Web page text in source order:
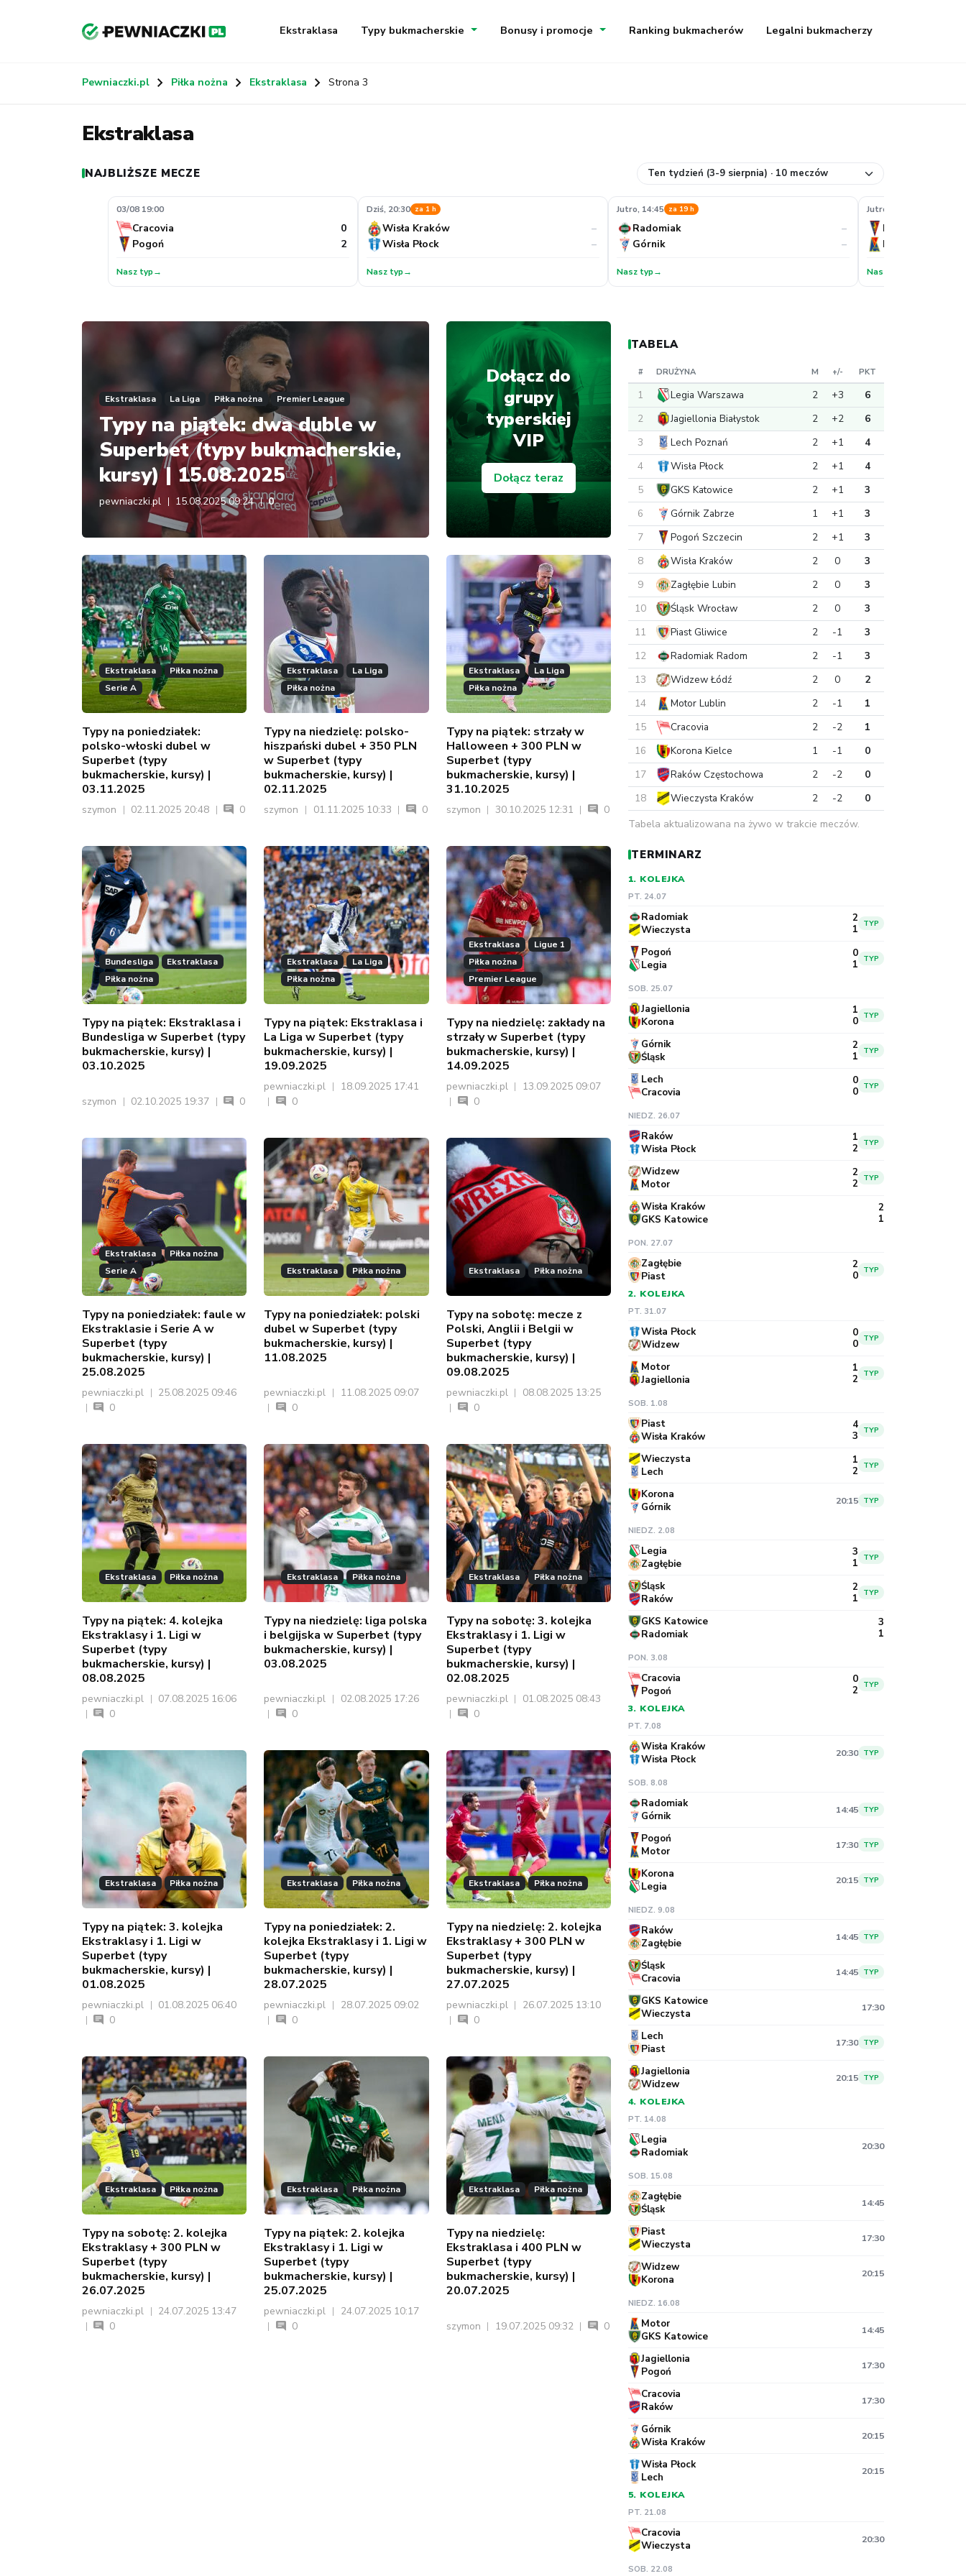
Ekstraklasa Typy bukmacherskie Bonusy i promocje Ranking bukmacherów Legalni bukmacherzy
Pewniaczki.pl Piłka nożna Ekstraklasa Strona 3
Ekstraklasa
NAJBLIŻSZE MECZE
03/08 19:00
Cracovia 0
Pogoń 2
Nasz typ→
Dziś, 20:30 za 1 h
Wisła Kraków –
Wisła Płock –
Nasz typ→
Jutro, 14:45 za 19 h
Radomiak –
Górnik –
Nasz typ→
Jutro, 17:30
Pogoń
Motor
Nasz typ
Ekstraklasa La Liga Piłka nożna Premier League
Typy na piątek: dwa duble w
Superbet (typy bukmacherskie,
kursy) | 15.08.2025
pewniaczki.pl 15.08.2025 09:24 0
Dołącz do
grupy
typerskiej
VIP
Dołącz teraz
Ekstraklasa
Piłka nożna
Serie A
Typy na poniedziałek:
polsko-włoski dubel w
Superbet (typy
bukmacherskie, kursy) |
03.11.2025
szymon 02.11.2025 20:48 0
Ekstraklasa
La Liga
Piłka nożna
Typy na niedzielę: polsko-
hiszpański dubel + 350 PLN
w Superbet (typy
bukmacherskie, kursy) |
02.11.2025
szymon 01.11.2025 10:33 0
Ekstraklasa
La Liga
Piłka nożna
Typy na piątek: strzały w
Halloween + 300 PLN w
Superbet (typy
bukmacherskie, kursy) |
31.10.2025
szymon 30.10.2025 12:31 0
Bundesliga
Ekstraklasa
Piłka nożna
Typy na piątek: Ekstraklasa i
Bundesliga w Superbet (typy
bukmacherskie, kursy) |
03.10.2025
szymon 02.10.2025 19:37 0
Ekstraklasa
La Liga
Piłka nożna
Typy na piątek: Ekstraklasa i
La Liga w Superbet (typy
bukmacherskie, kursy) |
19.09.2025
pewniaczki.pl
18.09.2025 17:41
0
Ekstraklasa
Ligue 1
Piłka nożna
Premier League
Typy na niedzielę: zakłady na
strzały w Superbet (typy
bukmacherskie, kursy) |
14.09.2025
pewniaczki.pl
13.09.2025 09:07
0
Ekstraklasa
Piłka nożna
Serie A
Typy na poniedziałek: faule w
Ekstraklasie i Serie A w
Superbet (typy
bukmacherskie, kursy) |
25.08.2025
pewniaczki.pl
25.08.2025 09:46
0
Ekstraklasa Piłka nożna
Typy na poniedziałek: polski
dubel w Superbet (typy
bukmacherskie, kursy) |
11.08.2025
pewniaczki.pl
11.08.2025 09:07
0
Ekstraklasa Piłka nożna
Typy na sobotę: mecze z
Polski, Anglii i Belgii w
Superbet (typy
bukmacherskie, kursy) |
09.08.2025
pewniaczki.pl
08.08.2025 13:25
0
Ekstraklasa Piłka nożna
Typy na piątek: 4. kolejka
Ekstraklasy i 1. Ligi w
Superbet (typy
bukmacherskie, kursy) |
08.08.2025
pewniaczki.pl
07.08.2025 16:06
0
Ekstraklasa Piłka nożna
Typy na niedzielę: liga polska
i belgijska w Superbet (typy
bukmacherskie, kursy) |
03.08.2025
pewniaczki.pl
02.08.2025 17:26
0
Ekstraklasa Piłka nożna
Typy na sobotę: 3. kolejka
Ekstraklasy i 1. Ligi w
Superbet (typy
bukmacherskie, kursy) |
02.08.2025
pewniaczki.pl
01.08.2025 08:43
0
Ekstraklasa Piłka nożna
Typy na piątek: 3. kolejka
Ekstraklasy i 1. Ligi w
Superbet (typy
bukmacherskie, kursy) |
01.08.2025
pewniaczki.pl
01.08.2025 06:40
0
Ekstraklasa Piłka nożna
Typy na poniedziałek: 2.
kolejka Ekstraklasy i 1. Ligi w
Superbet (typy
bukmacherskie, kursy) |
28.07.2025
pewniaczki.pl
28.07.2025 09:02
0
Ekstraklasa Piłka nożna
Typy na niedzielę: 2. kolejka
Ekstraklasy + 300 PLN w
Superbet (typy
bukmacherskie, kursy) |
27.07.2025
pewniaczki.pl
26.07.2025 13:10
0
Ekstraklasa Piłka nożna
Typy na sobotę: 2. kolejka
Ekstraklasy + 300 PLN w
Superbet (typy
bukmacherskie, kursy) |
26.07.2025
pewniaczki.pl
24.07.2025 13:47
0
Ekstraklasa Piłka nożna
Typy na piątek: 2. kolejka
Ekstraklasy i 1. Ligi w
Superbet (typy
bukmacherskie, kursy) |
25.07.2025
pewniaczki.pl
24.07.2025 10:17
0
Ekstraklasa Piłka nożna
Typy na niedzielę:
Ekstraklasa i 400 PLN w
Superbet (typy
bukmacherskie, kursy) |
20.07.2025
szymon 19.07.2025 09:32 0
TABELA
# DRUŻYNA M +/- PKT
1 Legia Warszawa 2 +3
6
2
Jagiellonia Białystok 2 +2
6
3
Lech Poznań 2 +1
4
4
Wisła Płock 2 +1
4
5
GKS Katowice 2 +1
3
6
Górnik Zabrze 1 +1
3
7
Pogoń Szczecin 2 +1
3
8
Wisła Kraków 2 0
3
9
Zagłębie Lubin 2 0
3
10
Śląsk Wrocław 2 0
3
11
Piast Gliwice 2 -1
3
12
Radomiak Radom 2 -1
3
13
Widzew Łódź 2 0
2
14
Motor Lublin 2 -1
1
15
Cracovia 2 -2
1
16
Korona Kielce 1 -1
0
17
Raków Częstochowa 2 -2
0
18
Wieczysta Kraków 2 -2
0
Tabela aktualizowana na żywo w trakcie meczów.
TERMINARZ
1. KOLEJKA
PT. 24.07
Radomiak
Wieczysta
2
1 TYP
Pogoń
Legia
0
1 TYP
SOB. 25.07
Jagiellonia
Korona
1
0 TYP
Górnik
Śląsk
2
1 TYP
Lech
Cracovia
0
0 TYP
NIEDZ. 26.07
Raków
Wisła Płock
1
2 TYP
Widzew
Motor
2
2 TYP
Wisła Kraków
GKS Katowice
2
1
PON. 27.07
Zagłębie
Piast
2
0 TYP
2. KOLEJKA
PT. 31.07
Wisła Płock
Widzew
0
0 TYP
Motor
Jagiellonia
1
2 TYP
SOB. 1.08
Piast
Wisła Kraków
4
3 TYP
Wieczysta
Lech
1
2 TYP
Korona
Górnik
20:15 TYP
NIEDZ. 2.08
Legia
Zagłębie
3
1 TYP
Śląsk
Raków
2
1 TYP
GKS Katowice
Radomiak
3
1
PON. 3.08
Cracovia
Pogoń
0
2 TYP
3. KOLEJKA
PT. 7.08
Wisła Kraków
Wisła Płock
20:30 TYP
SOB. 8.08
Radomiak
Górnik
14:45 TYP
Pogoń
Motor
17:30 TYP
Korona
Legia
20:15 TYP
NIEDZ. 9.08
Raków
Zagłębie
14:45 TYP
Śląsk
Cracovia
14:45 TYP
GKS Katowice
Wieczysta
17:30
Lech
Piast
17:30 TYP
Jagiellonia
Widzew
20:15 TYP
4. KOLEJKA
PT. 14.08
Legia
Radomiak
20:30
SOB. 15.08
Zagłębie
Śląsk
14:45
Piast
Wieczysta
17:30
Widzew
Korona
20:15
NIEDZ. 16.08
Motor
GKS Katowice
14:45
Jagiellonia
Pogoń
17:30
Cracovia
Raków
17:30
Górnik
Wisła Kraków
20:15
Wisła Płock
Lech
20:15
5. KOLEJKA
PT. 21.08
Cracovia
Wieczysta
20:30
SOB. 22.08